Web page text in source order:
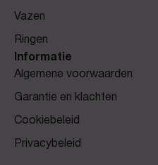
Vazen
Ringen
Informatie
Algemene voorwaarden
Garantie en klachten
Cookiebeleid
Privacybeleid